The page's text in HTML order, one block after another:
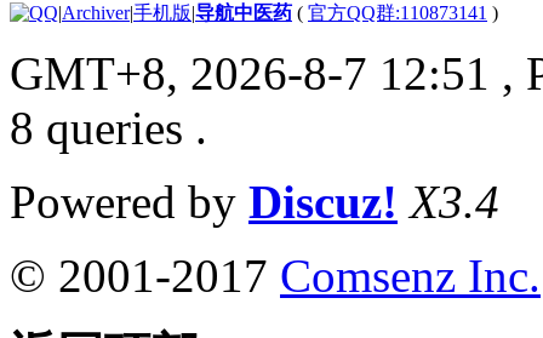
|Archiver|手机版|导航中医药 ( 官方QQ群:110873141 )
GMT+8, 2026-8-7 12:51 ,
8 queries .
Powered by Discuz! X3.4
© 2001-2017 Comsenz Inc.